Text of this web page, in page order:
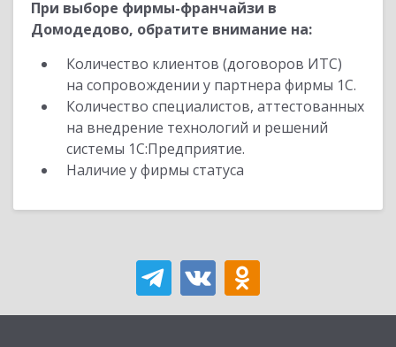
При выборе фирмы-франчайзи в
Домодедово, обратите внимание на:
Количество клиентов (договоров ИТС)
на сопровождении у партнера фирмы 1С.
Количество специалистов, аттестованных
на внедрение технологий и решений
системы 1С:Предприятие.
Наличие у фирмы статуса